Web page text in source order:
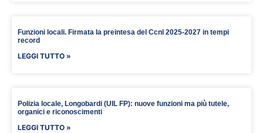
Funzioni locali. Firmata la preintesa del Ccnl 2025-2027 in tempi
record
LEGGI TUTTO »
Polizia locale, Longobardi (UIL FP): nuove funzioni ma più tutele,
organici e riconoscimenti
LEGGI TUTTO »